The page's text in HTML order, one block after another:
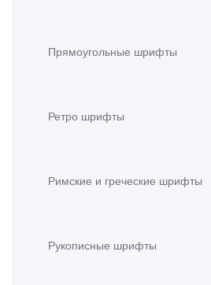
Прямоугольные шрифты
Ретро шрифты
Римские и греческие шрифты
Рукописные шрифты